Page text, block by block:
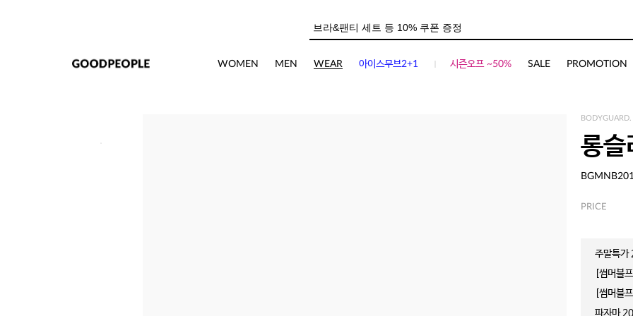
WOMEN MEN WEAR 아이스무브2+1 시즌오프 ~50% SALE PROMOTION
BODYGUARD.
롱슬
PRICE
주말특
[썸머블
[썸머블
파자마